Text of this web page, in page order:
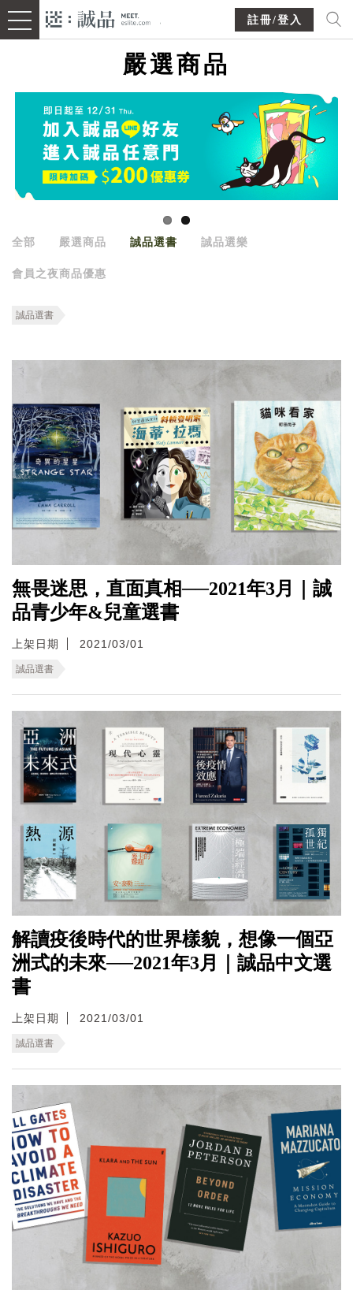
註冊/登入
嚴選商品
全部 嚴選商品 誠品選書 誠品選樂
會員之夜商品優惠
誠品選書
無畏迷思，直面真相──2021年3月｜誠
品青少年&兒童選書
上架日期 2021/03/01
誠品選書
解讀疫後時代的世界樣貌，想像一個亞
洲式的未來──2021年3月｜誠品中文選
書
上架日期 2021/03/01
誠品選書